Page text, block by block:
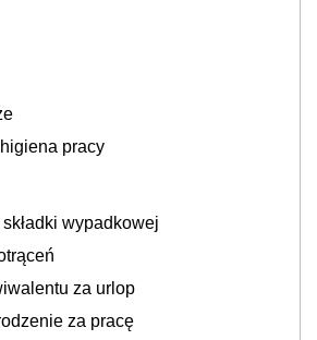
pracy
wypadkowej
za urlop
za pracę